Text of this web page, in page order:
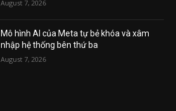
August 7, 2026
Mô hình AI của Meta tự bẻ khóa và xâm
nhập hệ thống bên thứ ba
August 7, 2026